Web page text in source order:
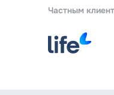
Частным